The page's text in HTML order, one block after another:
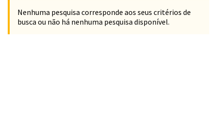
Nenhuma pesquisa corresponde aos seus critérios de
busca ou não há nenhuma pesquisa disponível.